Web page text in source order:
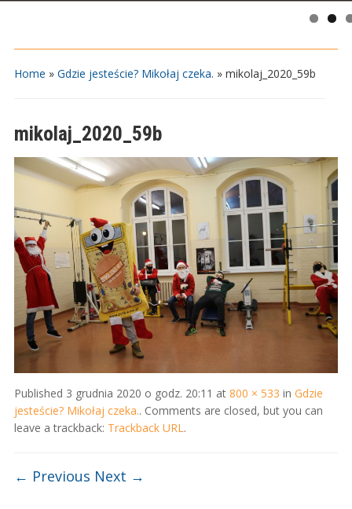
Home » Gdzie jesteście? Mikołaj czeka. » mikolaj_2020_59b
mikolaj_2020_59b
Published 3 grudnia 2020 o godz. 20:11 at 800 × 533 in Gdzie
jesteście? Mikołaj czeka.. Comments are closed, but you can
leave a trackback: Trackback URL .
← Previous Next →